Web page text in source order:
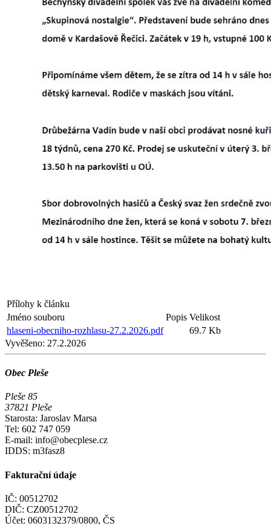
Přílohy k článku
Jméno souboru
Popis Velikost
hlaseni-obecniho-rozhlasu-27.2.2026.pdf
69.7 Kb
Vyvěšeno: 27.2.2026
Obec Pleše
Pleše 85
37821 Pleše
Starosta: Jaroslav Marsa
Tel: 602 747 059
E-mail: info@obecplese.cz
IDDS: m3fasz8
Fakturační údaje
IČ: 00512702
DIČ: CZ00512702
Účet: 0603132379/0800, ČS